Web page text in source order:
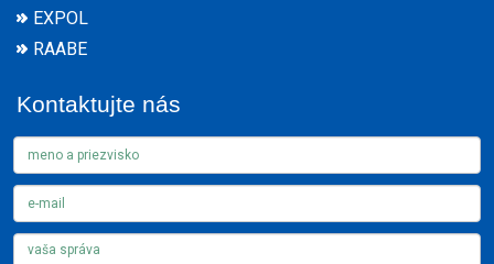
EXPOL
RAABE
Kontaktujte nás